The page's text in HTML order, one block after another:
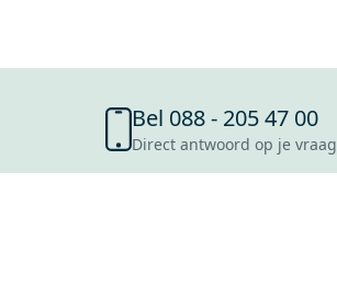
Bel 088 - 205 47 00
Direct antwoord op je vraag